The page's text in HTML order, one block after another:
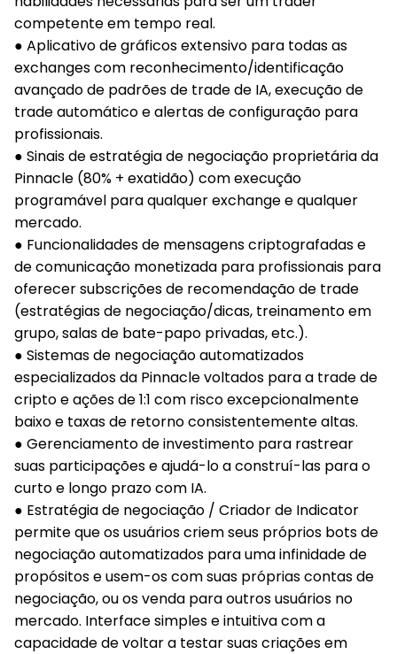
competente em tempo real.
● Aplicativo de gráficos extensivo para todas as
exchanges com reconhecimento/identificação
avançado de padrões de trade de IA, execução de
trade automático e alertas de configuração para
profissionais.
● Sinais de estratégia de negociação proprietária da
Pinnacle (80% + exatidão) com execução
programável para qualquer exchange e qualquer
mercado.
● Funcionalidades de mensagens criptografadas e
de comunicação monetizada para profissionais para
oferecer subscrições de recomendação de trade
(estratégias de negociação/dicas, treinamento em
grupo, salas de bate-papo privadas, etc.).
● Sistemas de negociação automatizados
especializados da Pinnacle voltados para a trade de
cripto e ações de 1:1 com risco excepcionalmente
baixo e taxas de retorno consistentemente altas.
● Gerenciamento de investimento para rastrear
suas participações e ajudá-lo a construí-las para o
curto e longo prazo com IA.
● Estratégia de negociação / Criador de Indicator
permite que os usuários criem seus próprios bots de
negociação automatizados para uma infinidade de
propósitos e usem-os com suas próprias contas de
negociação, ou os venda para outros usuários no
mercado. Interface simples e intuitiva com a
capacidade de voltar a testar suas criações em